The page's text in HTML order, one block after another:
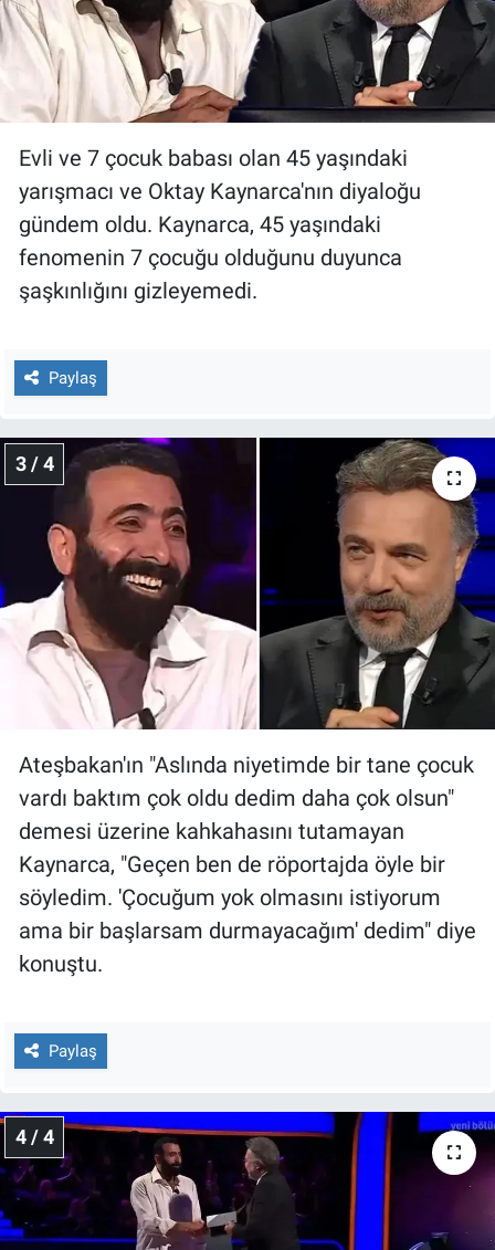
Evli ve 7 çocuk babası olan 45 yaşındaki
yarışmacı ve Oktay Kaynarca'nın diyaloğu
gündem oldu. Kaynarca, 45 yaşındaki
fenomenin 7 çocuğu olduğunu duyunca
şaşkınlığını gizleyemedi.
Paylaş
3 / 4
Ateşbakan'ın "Aslında niyetimde bir tane çocuk
vardı baktım çok oldu dedim daha çok olsun"
demesi üzerine kahkahasını tutamayan
Kaynarca, "Geçen ben de röportajda öyle bir
söyledim. 'Çocuğum yok olmasını istiyorum
ama bir başlarsam durmayacağım' dedim" diye
konuştu.
Paylaş
4 / 4